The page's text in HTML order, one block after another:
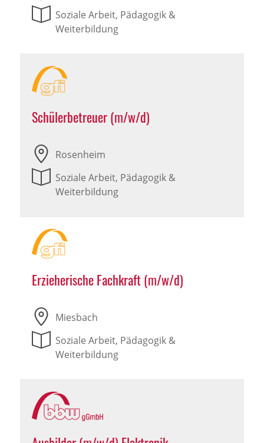
Soziale Arbeit, Pädagogik &
Weiterbildung
Schülerbetreuer (m/w/d)
Rosenheim
Soziale Arbeit, Pädagogik &
Weiterbildung
Erzieherische Fachkraft (m/w/d)
Miesbach
Soziale Arbeit, Pädagogik &
Weiterbildung